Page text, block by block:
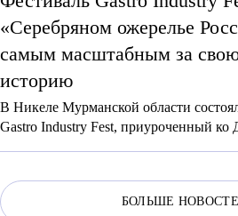
«Серебряном ожерелье
самым масштабным за
историю
В Никеле Мурманской области
Gastro Industry Fest, приуроченный ко
что свидетельствует о росте его
БОЛЬШЕ